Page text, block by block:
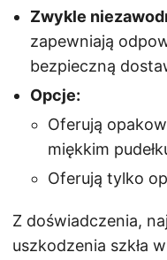
Zwykle
zapewniają
bezpieczną
Opcje:
Oferują
miękkim
Oferują tylko
Z doświadczenia,
uszkodzenia szkła